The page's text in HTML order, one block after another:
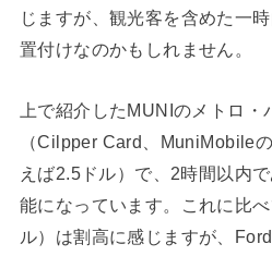
じますが、観光客を含めた一
置付けなのかもしれません。
上で紹介したMUNIのメトロ
（Cilpper Card、MuniMobile
えば2.5ドル）で、2時間以内
能になっています。これに比
ル）は割高に感じますが、